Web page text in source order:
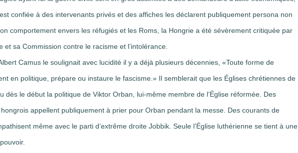
confiée à des intervenants privés et des affiches les déclarent publiquement persona non
comportement envers les réfugiés et les Roms, la Hongrie a été sévèrement critiquée par
et sa Commission contre le racisme et l’intolérance.
Camus le soulignait avec lucidité il y a déjà plusieurs décennies, «Toute forme de
en politique, prépare ou instaure le fascisme.» Il semblerait que les Églises chrétiennes de
dès le début la politique de Viktor Orban, lui-même membre de l’Église réformée. Des
appellent publiquement à prier pour Orban pendant la messe. Des courants de
même avec le parti d’extrême droite Jobbik. Seule l’Église luthérienne se tient à une